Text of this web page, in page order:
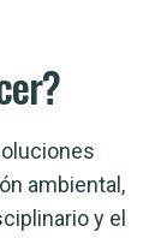
ambiental,
y el